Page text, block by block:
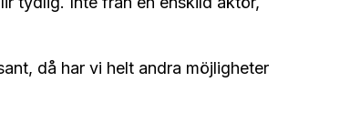
då har vi helt andra möjligheter